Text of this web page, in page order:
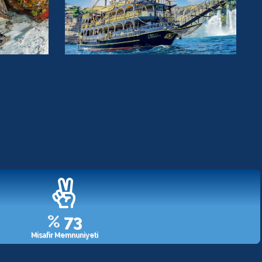
% 98
Misafir Memnuniyeti